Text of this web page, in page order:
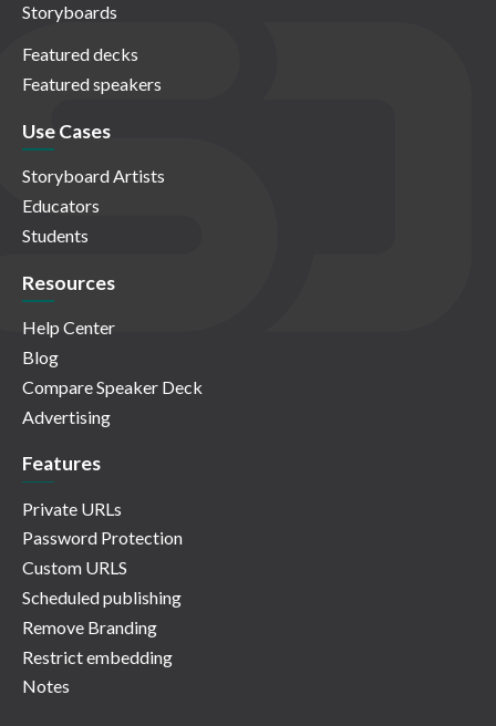
Storyboards
Featured decks
Featured speakers
Use Cases
Storyboard Artists
Educators
Students
Resources
Help Center
Blog
Compare Speaker Deck
Advertising
Features
Private URLs
Password Protection
Custom URLS
Scheduled publishing
Remove Branding
Restrict embedding
Notes